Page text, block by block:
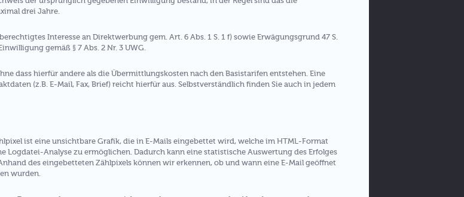
drei Jahre.
Interesse an Direktwerbung gem. Art. 6 Abs. 1 S. 1 f) sowie Erwägungsgrund 47 S.
gemäß § 7 Abs. 2 Nr. 3 UWG.
dass hierfür andere als die Übermittlungskosten nach den Basistarifen entstehen. Eine
(z.B. E-Mail, Fax, Brief) reicht hierfür aus. Selbstverständlich finden Sie auch in jedem
ist eine unsichtbare Grafik, die in E-Mails eingebettet wird, welche im HTML-Format
Analyse zu ermöglichen. Dadurch kann eine statistische Auswertung des Erfolges
des eingebetteten Zählpixels können wir erkennen, ob und wann eine E-Mail geöffnet
wurden.